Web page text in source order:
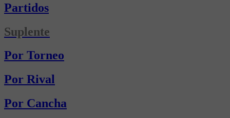
Partidos
Suplente
Por Torneo
Por Rival
Por Cancha